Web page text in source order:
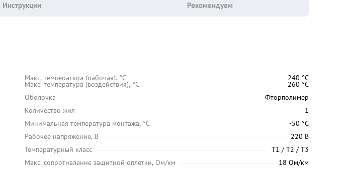
Инструкции Рекомендуем
Maкс. температура (рабочая), °C 240 °C
Макс. температура (воздействия), °C
260 °C
Оболочка
Фторполимер
Количество жил
1
Минимальная температура монтажа, °C
-50 °C
Рабочее напряжение, В
220 В
Температурный класс
Т1 / Т2 / Т3
Макс. сопротивление защитной оплетки, Ом/км
18 Ом/км